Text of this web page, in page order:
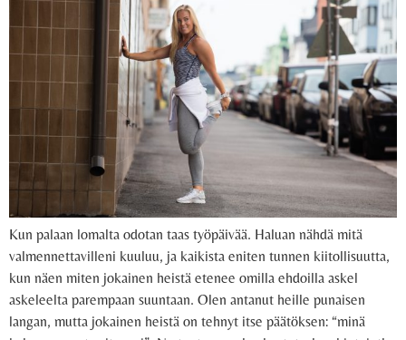
Kun palaan lomalta odotan taas työpäivää. Haluan nähdä mitä
valmennettavilleni kuuluu, ja kaikista eniten tunnen kiitollisuutta,
kun näen miten jokainen heistä etenee omilla ehdoilla askel
askeleelta parempaan suuntaan. Olen antanut heille punaisen
langan, mutta jokainen heistä on tehnyt itse päätöksen: “minä